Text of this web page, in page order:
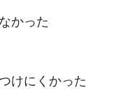
かった
けにくかった